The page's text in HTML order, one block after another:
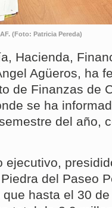
(Foto: Patricia Pereda)
Hacienda,
Agüeros, ha
de Finanzas de
se ha
del año,
ejecutivo,
del Paseo
hasta el 30